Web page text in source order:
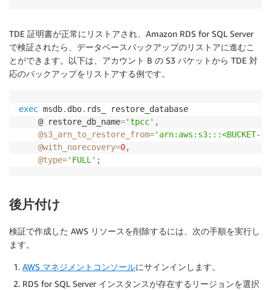
TDE 証明書が正常にリストアされ、Amazon RDS for SQL Server
で検証されたら、データベースバックアップのリストアに進むこ
とができます。以下は、アカウント B の S3 バケットから TDE 対
応のバックアップをリストアする例です。
exec msdb. dbo. rds_ restore_database
    @ restore_db_name
='tpcc' ,
@s3_arn_to_restore_from='arn:aws:s3:::<BUCKET-
@with_norecovery=0,
@type='FULL' ;
後片付け
検証で作成した AWS リソースを削除するには、次の手順を実行し
ます。
AWS マネジメントコンソールにサインインします。
RDS for SQL Server インスタンスが存在するリージョンを選択